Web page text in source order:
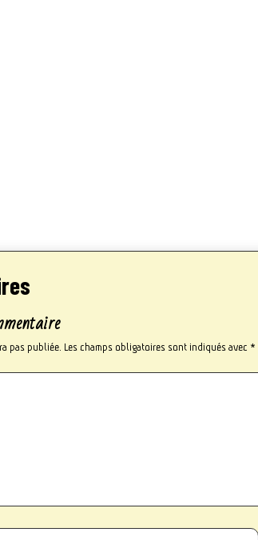
pas publiée. Les champs obligatoires sont indiqués avec *